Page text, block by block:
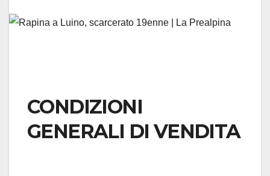
CONDIZIONI
GENERALI DI VENDITA